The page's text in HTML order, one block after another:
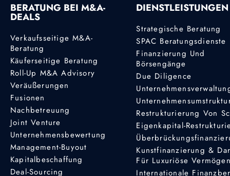
BERATUNG BEI M&A-
DEALS
Verkaufsseitige M&A-
Beratung
Käuferseitige Beratung
Roll-Up M&A Advisory
Veräußerungen
Fusionen
Nachbetreuung
Joint Venture
Unternehmensbewertung
Management-Buyout
Kapitalbeschaffung
Deal-Sourcing
DIENSTLEISTUNGEN
Strategische Beratung
SPAC Beratungsdienste
Finanzierung Und
Börsengänge
Due Diligence
Restrukturierung Von
Eigenkapital-
Kunstfinanzierung &
Für Luxuriöse
Internationale